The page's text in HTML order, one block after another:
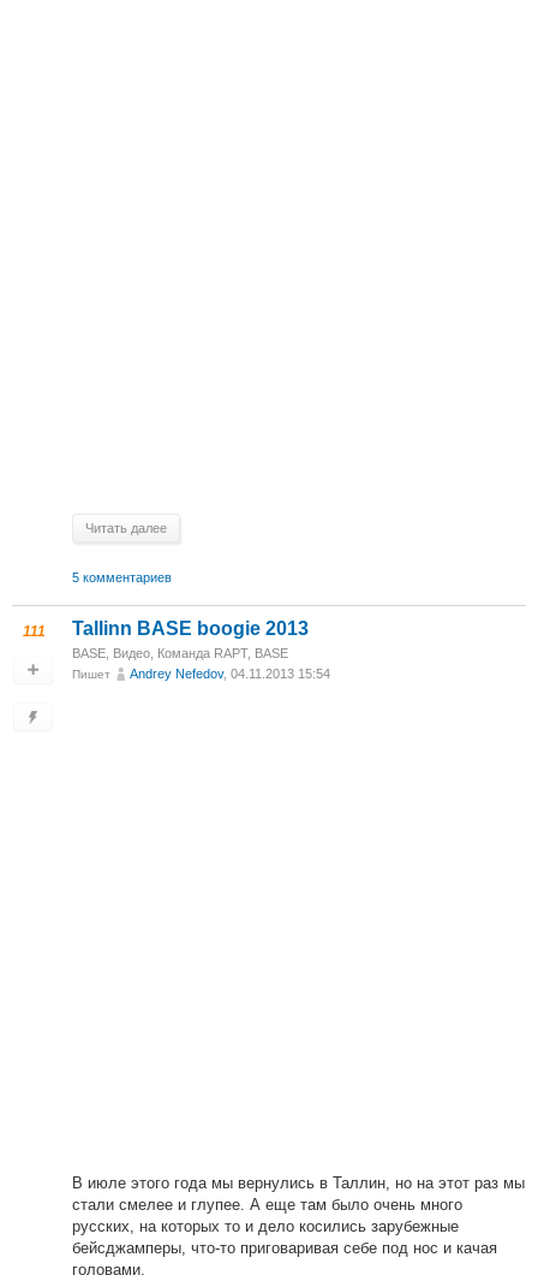
Читать далее
5 комментариев
111 Tallinn BASE boogie 2013
BASE Видео Команда RAPT, BASE
Пишет Andrey Nefedov, 04.11.2013 15:54
В июле этого года мы вернулись в Таллин, но на этот раз мы
стали смелее и глупее. А еще там было очень много
русских, на которых то и дело косились зарубежные
бейсджамперы, что-то приговаривая себе под нос и качая
головами.